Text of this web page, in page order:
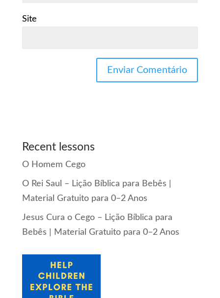
Site
Recent lessons
O Homem Cego
O Rei Saul – Lição Bíblica para Bebês |
Material Gratuito para 0–2 Anos
Jesus Cura o Cego – Lição Bíblica para
Bebês | Material Gratuito para 0–2 Anos